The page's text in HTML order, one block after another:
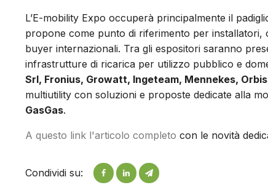
L’E-mobility Expo occuperà principalmente il
propone come punto di riferimento per installatori,
buyer internazionali. Tra gli espositori saranno
infrastrutture di ricarica per utilizzo pubblico e
Srl, Fronius, Growatt, Ingeteam, Mennekes,
multiutility con soluzioni e proposte dedicate alla
GasGas.
A questo link l'articolo completo con le novità
Condividi su: